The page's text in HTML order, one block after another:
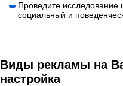
Проведите исследование
социальный и
Виды рекламы на
настройка